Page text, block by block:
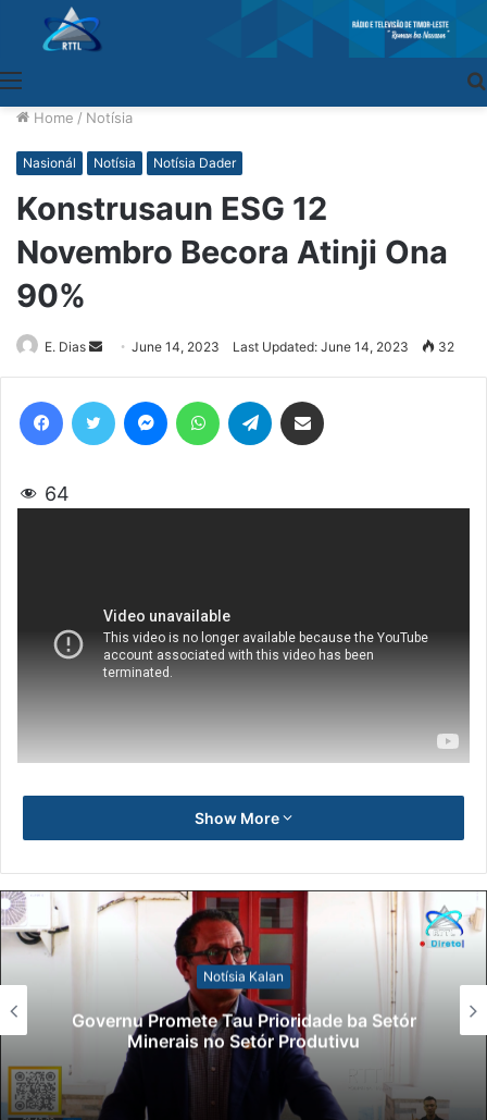
Home / Notísia
Nasionál Notísia Notísia Dader
Konstrusaun ESG 12
Novembro Becora Atinji Ona
90%
E. Dias
Send
an
June 14, 2023 Last Updated: June 14, 2023 32
64
Show More
Notísia Kalan
Lei Siberseguransa Ajuda Autoridade
Polisiál Kaptura Autór Kriminozu ho
Paradeiru Iha Estranjeiru